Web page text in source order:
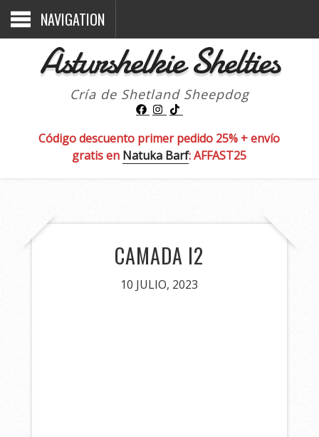
NAVIGATION
Asturshelkie Shelties
Cría de Shetland Sheepdog
Código descuento primer pedido 25% + envío
gratis en Natuka Barf: AFFAST25
CAMADA I2
10 JULIO, 2023